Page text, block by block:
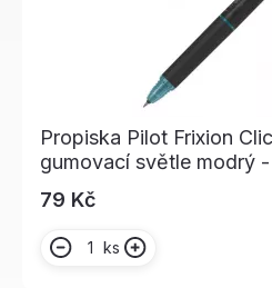
Propiska Pilot Frixion
gumovací světle modrý
79 Kč
ks